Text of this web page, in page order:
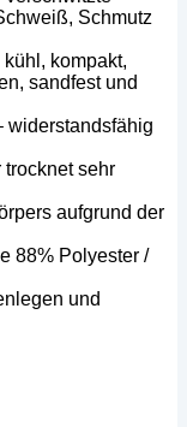
Schmutz
kompakt,
sandfest und
widerstandsfähig
sehr
aufgrund der
88% Polyester /
und